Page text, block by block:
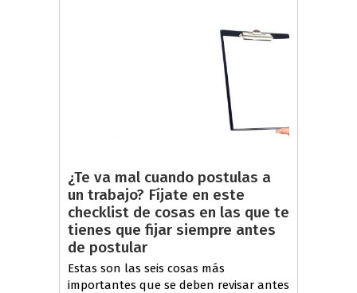
¿Te va mal cuando postulas a
un trabajo? Fíjate en este
checklist de cosas en las que te
tienes que fijar siempre antes
de postular
Estas son las seis cosas más
importantes que se deben revisar antes